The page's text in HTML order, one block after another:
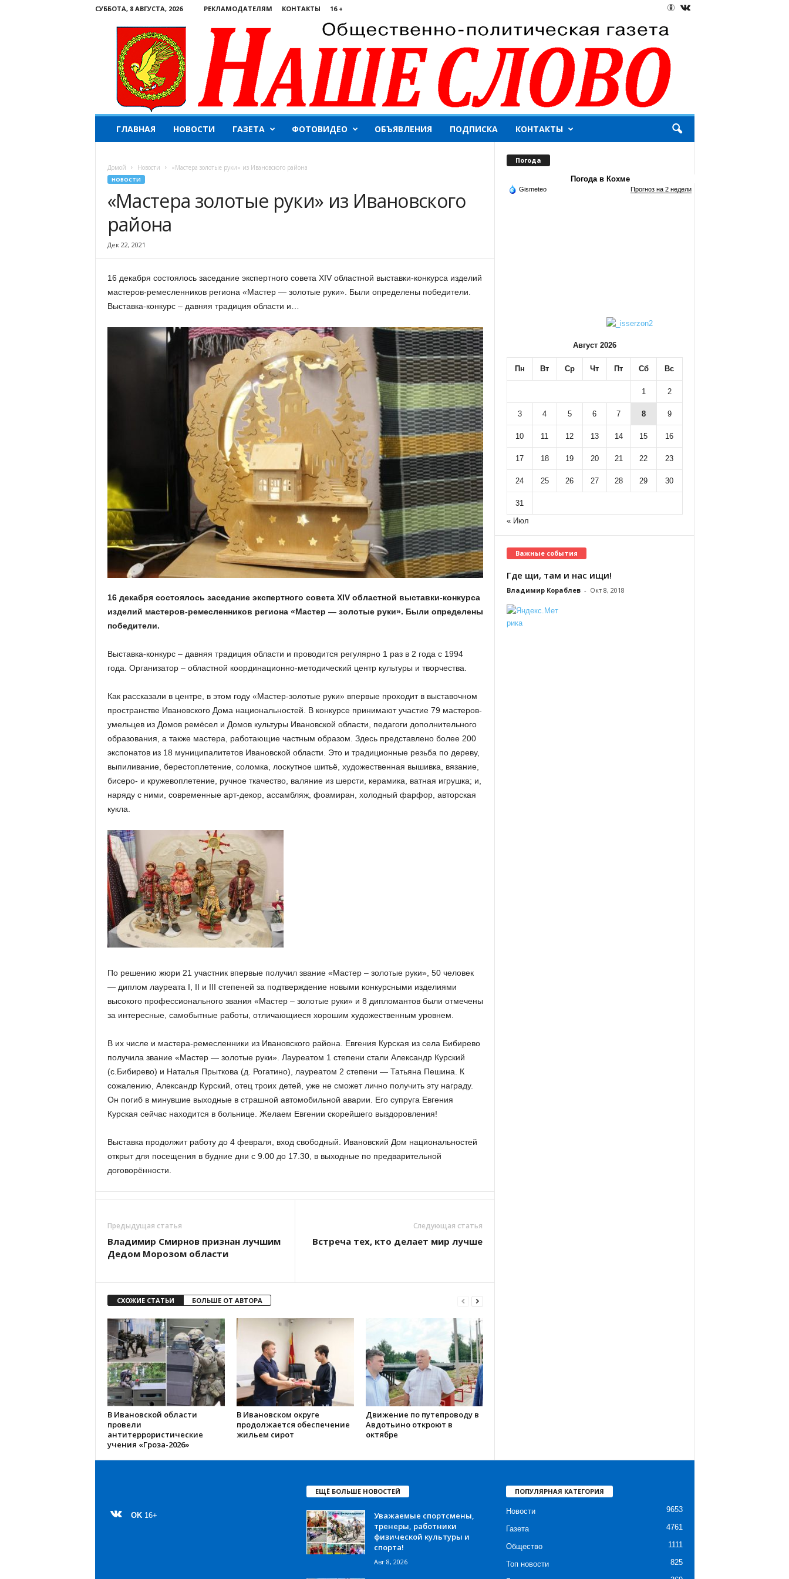
СУББОТА, 8 АВГУСТА, 2026 РЕКЛАМОДАТЕЛЯМ КОНТАКТЫ 16 +
ш
ГЛАВНАЯ НОВОСТИ ГАЗЕТА ФОТОВИДЕО ОБЪЯВЛЕНИЯ ПОДПИСКА КОНТАКТЫ
Домой Новости «Мастера золотые руки» из Ивановского района
НОВОСТИ
«Мастера золотые руки» из Ивановского
района
Дек 22, 2021
16 декабря состоялось заседание экспертного совета XIV областной выставки-конкурса изделий
мастеров-ремесленников региона «Мастер — золотые руки». Были определены победители.
Выставка-конкурс – давняя традиция области и…
16 декабря состоялось заседание экспертного совета XIV областной выставки-конкурса
изделий мастеров-ремесленников региона «Мастер — золотые руки». Были определены
победители.
Выставка-конкурс – давняя традиция области и проводится регулярно 1 раз в 2 года с 1994
года. Организатор – областной координационно-методический центр культуры и творчества.
Как рассказали в центре, в этом году «Мастер-золотые руки» впервые проходит в выставочном
пространстве Ивановского Дома национальностей. В конкурсе принимают участие 79 мастеров-
умельцев из Домов ремёсел и Домов культуры Ивановской области, педагоги дополнительного
образования, а также мастера, работающие частным образом. Здесь представлено более 200
экспонатов из 18 муниципалитетов Ивановской области. Это и традиционные резьба по дереву,
выпиливание, берестоплетение, соломка, лоскутное шитьё, художественная вышивка, вязание,
бисеро- и кружевоплетение, ручное ткачество, валяние из шерсти, керамика, ватная игрушка; и,
наряду с ними, современные арт-декор, ассамбляж, фоамиран, холодный фарфор, авторская
кукла.
По решению жюри 21 участник впервые получил звание «Мастер – золотые руки», 50 человек
— диплом лауреата I, II и III степеней за подтверждение новыми конкурсными изделиями
высокого профессионального звания «Мастер – золотые руки» и 8 дипломантов были отмечены
за интересные, самобытные работы, отличающиеся хорошим художественным уровнем.
В их числе и мастера-ремесленники из Ивановского района. Евгения Курская из села Бибирево
получила звание «Мастер — золотые руки». Лауреатом 1 степени стали Александр Курский
(с.Бибирево) и Наталья Прыткова (д. Рогатино), лауреатом 2 степени — Татьяна Пешина. К
сожалению, Александр Курский, отец троих детей, уже не сможет лично получить эту награду.
Он погиб в минувшие выходные в страшной автомобильной аварии. Его супруга Евгения
Курская сейчас находится в больнице. Желаем Евгении скорейшего выздоровления!
Выставка продолжит работу до 4 февраля, вход свободный. Ивановский Дом национальностей
открыт для посещения в будние дни с 9.00 до 17.30, в выходные по предварительной
договорённости.
Предыдущая статья
Владимир Смирнов признан лучшим
Дедом Морозом области
Следующая статья
Встреча тех, кто делает мир лучше
СХОЖИЕ СТАТЬИ БОЛЬШЕ ОТ АВТОРА
В Ивановской области
провели
антитеррористические
учения «Гроза-2026»
В Ивановском округе
продолжается обеспечение
жильем сирот
Движение по путепроводу в
Авдотьино откроют в
октябре
Погода
Погода в Кохме
Gismeteo Прогноз на 2 недели
Август 2026
Пн Вт Ср Чт Пт Сб Вс
1 2
3 4 5 6 7 8 9
10 11 12 13 14 15 16
17 18 19 20 21 22 23
24 25 26 27 28 29 30
31
« Июл
Важные события
Где щи, там и нас ищи!
Владимир Кораблев - Окт 8, 2018
OK 16+
ЕЩЁ БОЛЬШЕ НОВОСТЕЙ
Уважаемые спортсмены,
тренеры, работники
физической культуры и
спорта!
Авг 8, 2026
ПОПУЛЯРНАЯ КАТЕГОРИЯ
Новости 9653
Газета 4761
Общество 1111
Топ новости 825